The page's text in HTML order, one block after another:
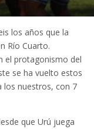
los años que la
Río Cuarto.
el protagonismo del
se ha vuelto estos
los nuestros, con 7
que Urú juega